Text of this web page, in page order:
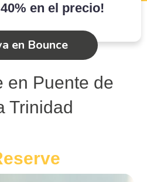
en el precio!
en Bounce
en Puente de
Trinidad